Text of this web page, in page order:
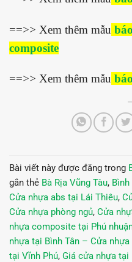
==>> Xem thêm mẫu
composite
==>> Xem thêm mẫu
Bài viết này được đăng trong
gắn thẻ Bà Rịa Vũng Tàu,
Cửa nhựa abs tại Lái Thiêu,
Cửa nhựa phòng ngủ, Cửa
nhựa composite tại Phú
nhựa tại Bình Tân – Cửa
tại Vĩnh Phú, Giá cửa nhựa tại